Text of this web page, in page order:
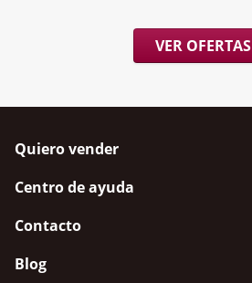
VER OFERTAS
Quiero vender
Centro de ayuda
Contacto
Blog